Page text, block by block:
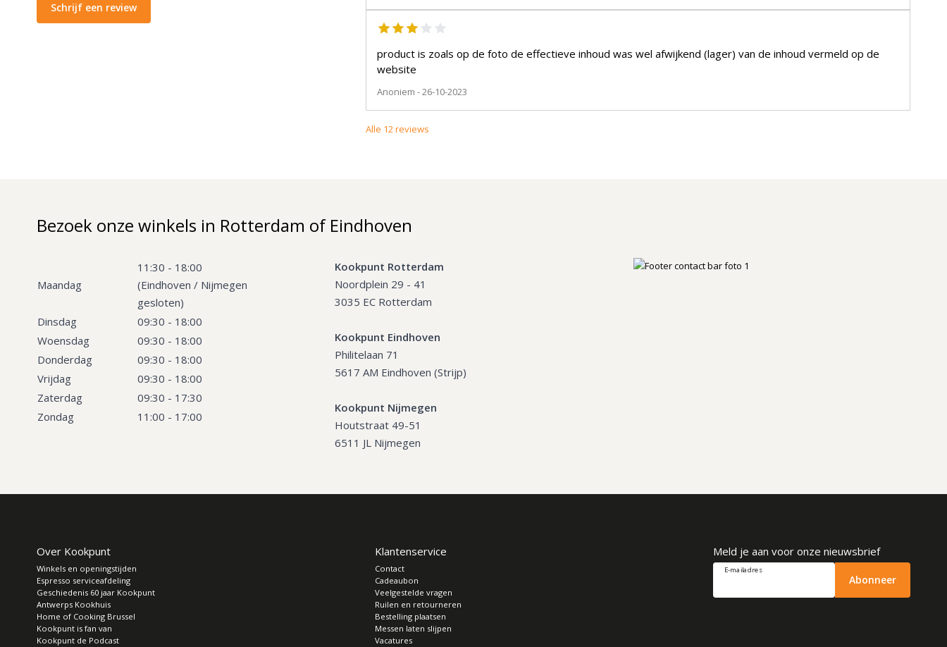
Schrijf een review
product is zoals op de foto de effectieve inhoud was wel afwijkend (lager) van de inhoud vermeld op de
website
Anoniem - 26-10-2023
Alle 12reviews
Bezoek onze winkels in Rotterdam of Eindhoven
Maandag
11:30 - 18:00
(Eindhoven / Nijmegen
gesloten)
Dinsdag
09:30 - 18:00
Woensdag
09:30 - 18:00
Donderdag
09:30 - 18:00
Vrijdag
09:30 - 18:00
Zaterdag
09:30 - 17:30
Zondag
11:00 - 17:00
Kookpunt Rotterdam
Noordplein 29 - 41
3035 EC Rotterdam
Kookpunt Eindhoven
Philitelaan 71
5617 AM Eindhoven (Strijp)
Kookpunt Nijmegen
Houtstraat 49-51
6511 JL Nijmegen
Over Kookpunt
Winkels en openingstijden
Espresso serviceafdeling
Geschiedenis 60 jaar Kookpunt
Antwerps Kookhuis
Home of Cooking Brussel
Kookpunt is fan van
Kookpunt de Podcast
Klantenservice
Contact
Cadeaubon
Veelgestelde vragen
Ruilen en retourneren
Bestelling plaatsen
Messen laten slijpen
Vacatures
Meld je aan voor onze nieuwsbrief
E-mailadres
Abonneer